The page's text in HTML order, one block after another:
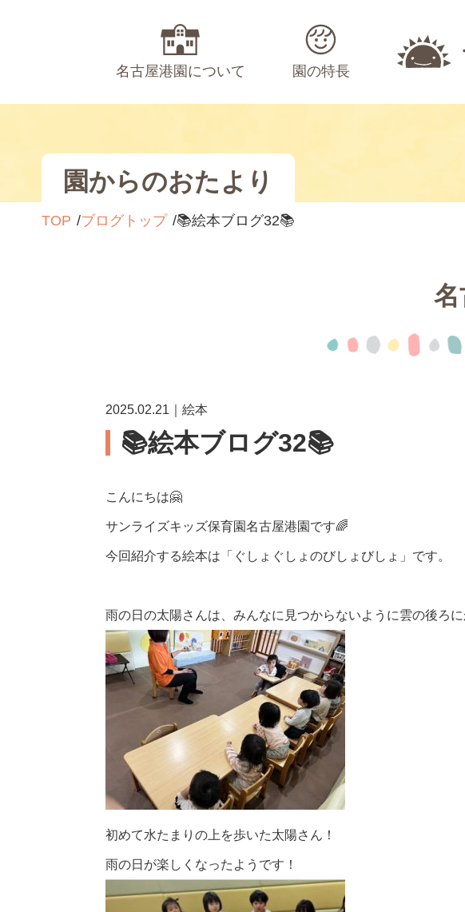
名古屋港園について 園の特長
園からのおたより
TOP ブログトップ 📚絵本ブログ32📚
2025.02.21｜絵本
📚絵本ブログ32📚
こんにちは🤗
サンライズキッズ保育園名古屋港園です🌈
今回紹介する絵本は「ぐしょぐしょのびしょびしょ」です。
雨の日の太陽さんは、みんなに見つからないように雲の後ろに
初めて水たまりの上を歩いた太陽さん！
雨の日が楽しくなったようです！